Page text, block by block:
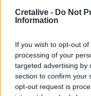
Cretalive - Do Not
Information
If you wish to opt-out
processing of your
targeted advertising by
section to confirm your
opt-out request is
23:27
στην Αττικοβοιωτία
23:23
Φυλάκιση 15 μηνών
15χρονη κόρη της και
Υγείας Σκιάθου